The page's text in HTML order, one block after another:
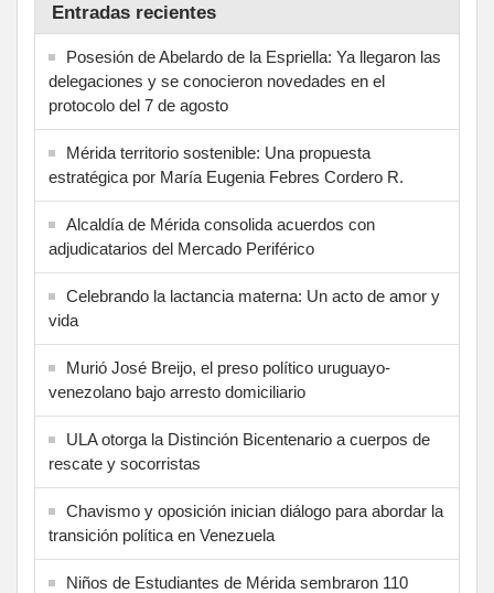
Entradas recientes
Posesión de Abelardo de la Espriella: Ya llegaron las
delegaciones y se conocieron novedades en el
protocolo del 7 de agosto
Mérida territorio sostenible: Una propuesta
estratégica por María Eugenia Febres Cordero R.
Alcaldía de Mérida consolida acuerdos con
adjudicatarios del Mercado Periférico
Celebrando la lactancia materna: Un acto de amor y
vida
Murió José Breijo, el preso político uruguayo-
venezolano bajo arresto domiciliario
ULA otorga la Distinción Bicentenario a cuerpos de
rescate y socorristas
Chavismo y oposición inician diálogo para abordar la
transición política en Venezuela
Niños de Estudiantes de Mérida sembraron 110